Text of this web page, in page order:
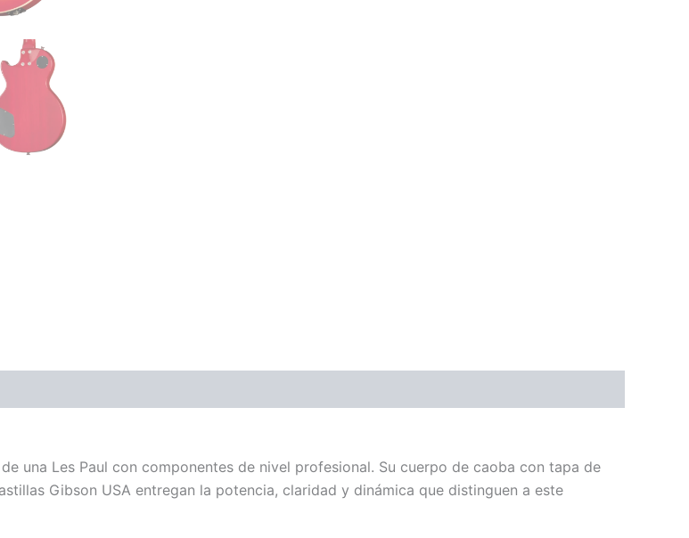
una Les Paul con componentes de nivel profesional. Su cuerpo de caoba con tapa de
Gibson USA entregan la potencia, claridad y dinámica que distinguen a este